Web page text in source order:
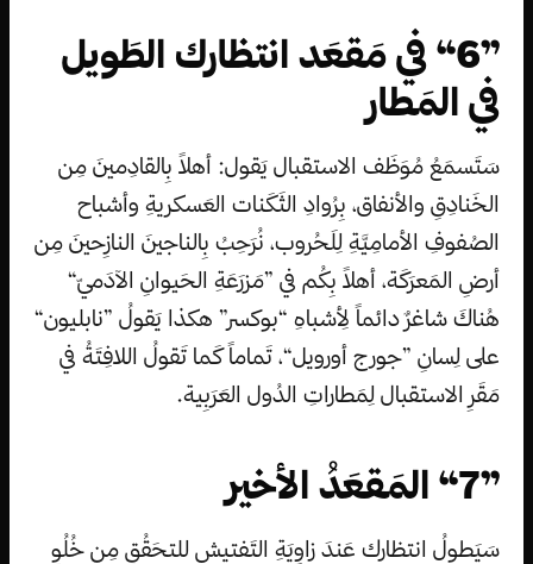
”6“ في مَقعَد انتظارك الطَويل
في المَطار
سَتَسمَعُ مُوَظَف الاستقبال يَقول: أهلاً بِالقادِمينَ مِن
الخَنادِقِ والأنفاق، بِرُوادِ الثَكَنات العَسكريةِ وأشباح
الصُفوفِ الأمامِيَّةِ لِلَحُروب، نُرَحِبُ بِالناجينَ النازِحينَ مِن
أرضِ المَعرَكَة، أهلاً بِكُم في ”مَزرَعَةِ الحَيوانِ الآدَميّ“
هُناكَ شاغرٌ دائماً لِأشباهِ “بوكسر” هكذا يَقولُ ”نابليون“
على لِسانِ ”جورج أورويل“، تَماماً كَما تَقولُ اللافِتَةُ في
مَقَرِ الاستقبال لِمَطاراتِ الدُول العَرَبِية.
”7“ المَقعَدُ الأخير
سَيَطولُ انتظارك عَندَ زاوِيَةِ التَفتيش للتحَقُقِ مِن خُلُوِ